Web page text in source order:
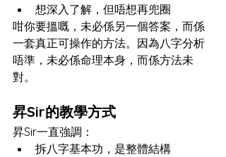
想深入了解，但唔想再兜圈
咁你要搵嘅，未必係另一個答案，而係
一套真正可操作的方法。因為八字分析
唔準，未必係命理本身，而係方法未
對。
昇Sir的教學方式
昇Sir一直強調：
拆八字基本功，是整體結構